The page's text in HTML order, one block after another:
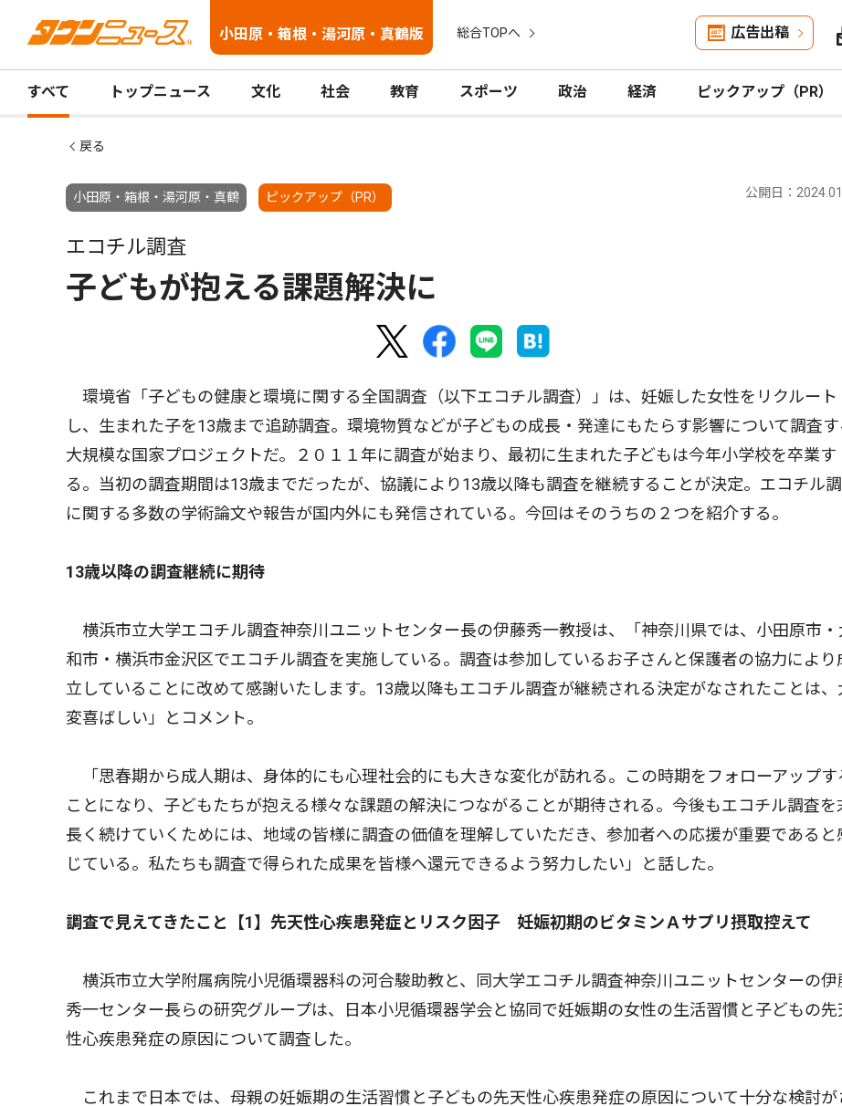
小田原・箱根・湯河原・真鶴版 総合TOPへ 広告出稿
すべて トップニュース 文化 社会 教育 スポーツ 政治 経済 ピックアップ（PR）
戻る
小田原・箱根・湯河原・真鶴 ピックアップ（PR） 公開日：
エコチル調査
子どもが抱える課題解決に
環境省「子どもの健康と環境に関する全国調査（以下エコチル調査）」は、妊娠した女性をリクルート
し、生まれた子を13歳まで追跡調査。環境物質などが子どもの成長・発達にもたらす影響について調査す
大規模な国家プロジェクトだ。２０１１年に調査が始まり、最初に生まれた子どもは今年小学校を卒業す
る。当初の調査期間は13歳までだったが、協議により13歳以降も調査を継続することが決定。エコチル
に関する多数の学術論文や報告が国内外にも発信されている。今回はそのうちの２つを紹介する。
13歳以降の調査継続に期待
横浜市立大学エコチル調査神奈川ユニットセンター長の伊藤秀一教授は、「神奈川県では、小田原市・
和市・横浜市金沢区でエコチル調査を実施している。調査は参加しているお子さんと保護者の協力により
立していることに改めて感謝いたします。13歳以降もエコチル調査が継続される決定がなされたことは、
変喜ばしい」とコメント。
「思春期から成人期は、身体的にも心理社会的にも大きな変化が訪れる。この時期をフォローアップす
ことになり、子どもたちが抱える様々な課題の解決につながることが期待される。今後もエコチル調査を
長く続けていくためには、地域の皆様に調査の価値を理解していただき、参加者への応援が重要であると
じている。私たちも調査で得られた成果を皆様へ還元できるよう努力したい」と話した。
調査で見えてきたこと【1】先天性心疾患発症とリスク因子 妊娠初期のビタミンＡサプリ摂取控えて
横浜市立大学附属病院小児循環器科の河合駿助教と、同大学エコチル調査神奈川ユニットセンターの伊
秀一センター長らの研究グループは、日本小児循環器学会と協同で妊娠期の女性の生活習慣と子どもの先
性心疾患発症の原因について調査した。
これまで日本では、母親の妊娠期の生活習慣と子どもの先天性心疾患発症の原因について十分な検討が